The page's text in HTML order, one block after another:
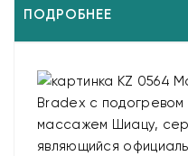
ПОДРОБНЕЕ